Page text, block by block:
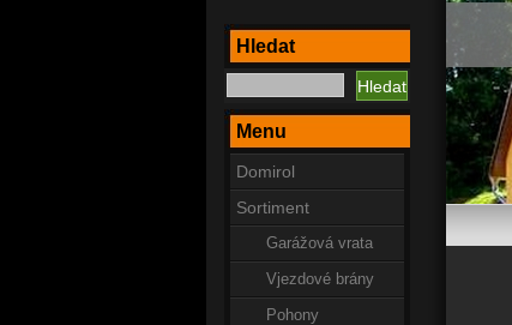
Hledat
Menu
Domirol
Sortiment
Garážová vrata
Vjezdové brány
Pohony